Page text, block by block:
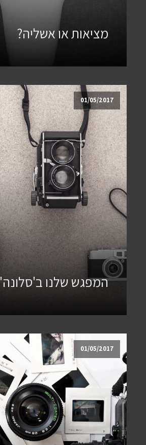
מציאות או אשליה?
01/05/2017
המפגש שלנו ב'סלונה'
01/05/2017